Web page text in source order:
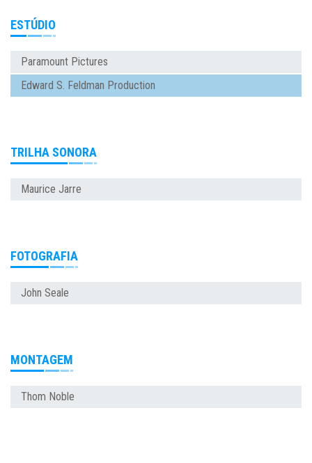
ESTÚDIO
Paramount Pictures
Edward S. Feldman Production
TRILHA SONORA
Maurice Jarre
FOTOGRAFIA
John Seale
MONTAGEM
Thom Noble